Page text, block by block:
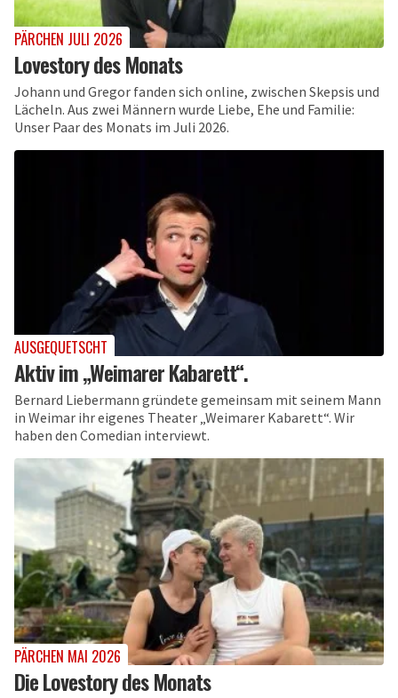
PÄRCHEN JULI 2026
Lovestory des Monats
Johann und Gregor fanden sich online, zwischen Skepsis und
Lächeln. Aus zwei Männern wurde Liebe, Ehe und Familie:
Unser Paar des Monats im Juli 2026.
AUSGEQUETSCHT
Aktiv im „Weimarer Kabarett“.
Bernard Liebermann gründete gemeinsam mit seinem Mann
in Weimar ihr eigenes Theater „Weimarer Kabarett“. Wir
haben den Comedian interviewt.
PÄRCHEN MAI 2026
Die Lovestory des Monats